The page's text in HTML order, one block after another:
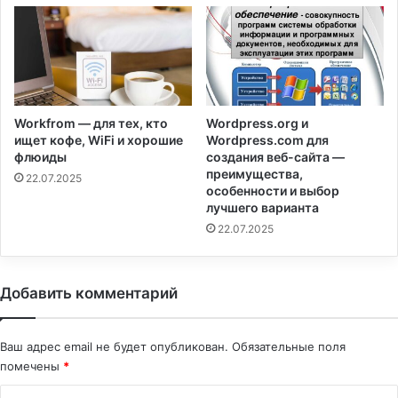
Workfrom — для тех, кто
ищет кофе, WiFi и хорошие
флюиды
22.07.2025
Wordpress.org и
Wordpress.com для
создания веб-сайта —
преимущества,
особенности и выбор
лучшего варианта
22.07.2025
Добавить комментарий
Ваш адрес email не будет опубликован. Обязательные поля
помечены *